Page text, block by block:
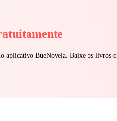
aplicativo BueNovela. Baixe os livros